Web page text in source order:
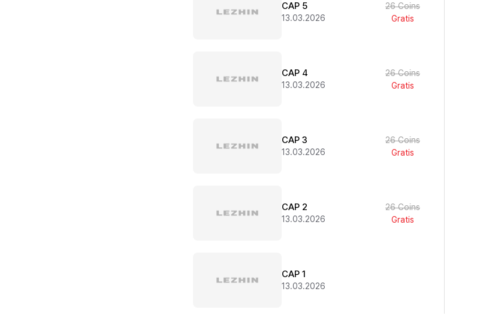
CAP 5
13.03.2026
26 Coins
Gratis
CAP 4
13.03.2026
26 Coins
Gratis
CAP 3
13.03.2026
26 Coins
Gratis
CAP 2
13.03.2026
26 Coins
Gratis
CAP 1
13.03.2026